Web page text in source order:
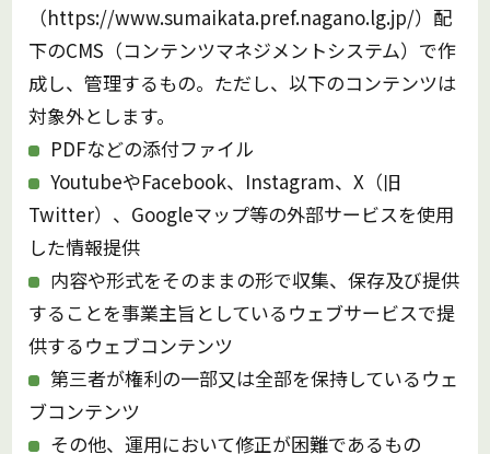
（https://www.sumaikata.pref.nagano.lg.jp/）配
下のCMS（コンテンツマネジメントシステム）で作
成し、管理するもの。ただし、以下のコンテンツは
対象外とします。
PDFなどの添付ファイル
YoutubeやFacebook、Instagram、X（旧
Twitter）、Googleマップ等の外部サービスを使用
した情報提供
内容や形式をそのままの形で収集、保存及び提供
することを事業主旨としているウェブサービスで提
供するウェブコンテンツ
第三者が権利の⼀部⼜は全部を保持しているウェ
ブコンテンツ
その他、運⽤において修正が困難であるもの